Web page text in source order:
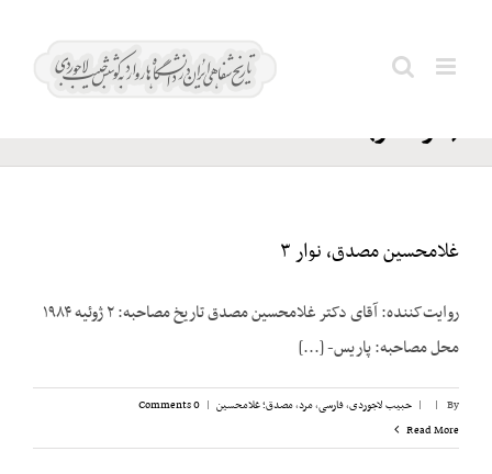
منصور
(سرلشکر)
غلامحسین مصدق، نوار ۳
روایت‌کننده: آقای دکتر غلامحسین مصدق تاریخ مصاحبه: ۲ ژوئیه ۱۹۸۴
محل مصاحبه: پاریس- [...]
By
|
| حبیب لاجوردی,فارسی,مرد,مصدق؛ غلامحسین |
0 Comments
Read More